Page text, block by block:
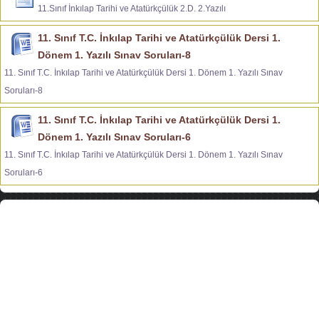
11.Sınıf İnkılap Tarihi ve Atatürkçülük 2.D. 2.Yazılı
11. Sınıf T.C. İnkılap Tarihi ve Atatürkçülük Dersi 1.
Dönem 1. Yazılı Sınav Soruları-8
11. Sınıf T.C. İnkılap Tarihi ve Atatürkçülük Dersi 1. Dönem 1. Yazılı Sınav
Soruları-8
11. Sınıf T.C. İnkılap Tarihi ve Atatürkçülük Dersi 1.
Dönem 1. Yazılı Sınav Soruları-6
11. Sınıf T.C. İnkılap Tarihi ve Atatürkçülük Dersi 1. Dönem 1. Yazılı Sınav
Soruları-6